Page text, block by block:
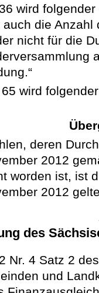
wird
auch die
nicht für die
wird
deren
2012
worden ist, ist
2012
des
Nr. 4 Satz 2
und